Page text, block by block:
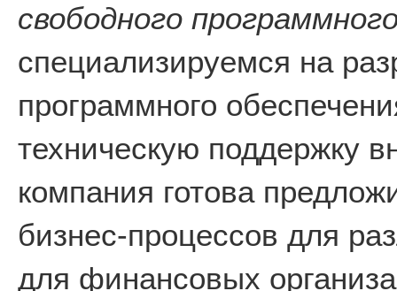
свободного
специализируемся на
программного
техническую поддержку
компания готова
бизнес-процессов для
для финансовых